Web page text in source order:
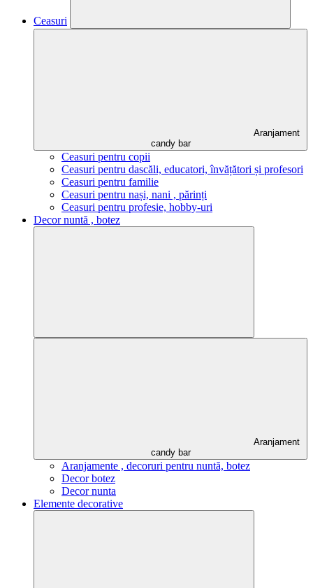
Ceasuri
Aranjament
candy bar
Ceasuri pentru copii
Ceasuri pentru dascăli, educatori, învățători și profesori
Ceasuri pentru familie
Ceasuri pentru nași, nani , părinți
Ceasuri pentru profesie, hobby-uri
Decor nuntă , botez
Aranjament
candy bar
Aranjamente , decoruri pentru nuntă, botez
Decor botez
Decor nunta
Elemente decorative